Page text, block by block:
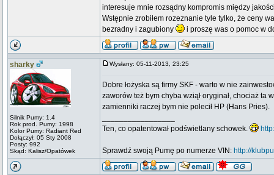
interesuje mnie rozsądny kompromis między
Wstępnie zrobiłem rozeznanie tyle tylko, że ceny
bezradny i zagubiony
i proszę was o pomoc w
sharky
Silnik Pumy: 1.4
Rok prod. Pumy: 1998
Kolor Pumy: Radiant Red
Dołączył: 05 Sty 2008
Posty: 992
Skąd: Kalisz/Opatówek
Wysłany: 05-11-2013, 23:25
Dobre łożyska są firmy SKF - warto w nie
zaworów też bym chyba wziął oryginał, chociaż
zamienniki raczej bym nie polecił HP (Hans Pries).
Ten, co opatentował podświetlany schowek.
Sprawdź swoją Pumę po numerze VIN: http://